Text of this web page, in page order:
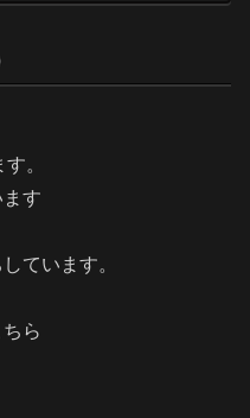
。
す
ています。